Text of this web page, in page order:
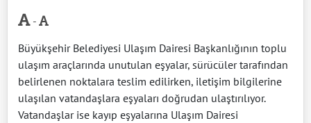
-
Büyükşehir Belediyesi Ulaşım Dairesi Başkanlığının toplu
ulaşım araçlarında unutulan eşyalar, sürücüler tarafından
belirlenen noktalara teslim edilirken, iletişim bilgilerine
ulaşılan vatandaşlara eşyaları doğrudan ulaştırılıyor.
Vatandaşlar ise kayıp eşyalarına Ulaşım Dairesi